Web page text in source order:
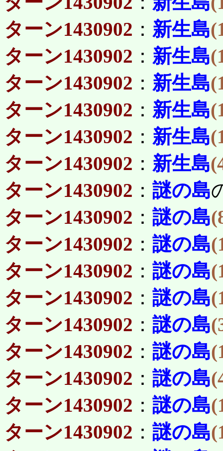
ターン1430902 ： 新生島
ターン1430902 ： 新生島
ターン1430902 ： 新生島
ターン1430902 ： 新生島
ターン1430902 ： 新生島
ターン1430902 ： 新生島
ターン1430902 ： 謎の島
ターン1430902 ： 謎の島
ターン1430902 ： 謎の島
ターン1430902 ： 謎の島
ターン1430902 ： 謎の島
ターン1430902 ： 謎の島
ターン1430902 ： 謎の島
ターン1430902 ： 謎の島
ターン1430902 ： 謎の島
ターン1430902 ： 謎の島